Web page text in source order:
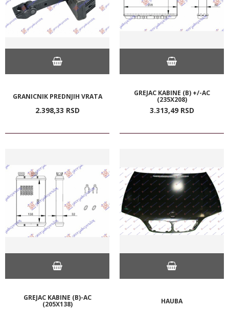
GRANICNIK PREDNJIH VRATA
2.398,33 RSD
GREJAC KABINE (B) +/-AC
(235X208)
3.313,49 RSD
GREJAC KABINE (B)-AC
(205X138) HAUBA